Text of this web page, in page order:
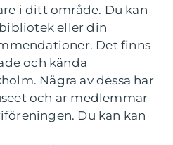
i ditt område. Du kan
eller din
Det finns
och kända
Några av dessa har
och är medlemmar
Du kan kan